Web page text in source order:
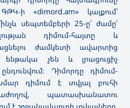
ի «dimord.am» կայքում՝
սեպտեմբերի 25-ը՝ ժամը՝
դիմում-հայտը և
ժամկետի ավարտից
չեն և լրացուցիչ
Դիմորդը դիմում-
դիմում է տվյալ բուհի
պատասխանատու
է շրջանավարտի տվյալները,